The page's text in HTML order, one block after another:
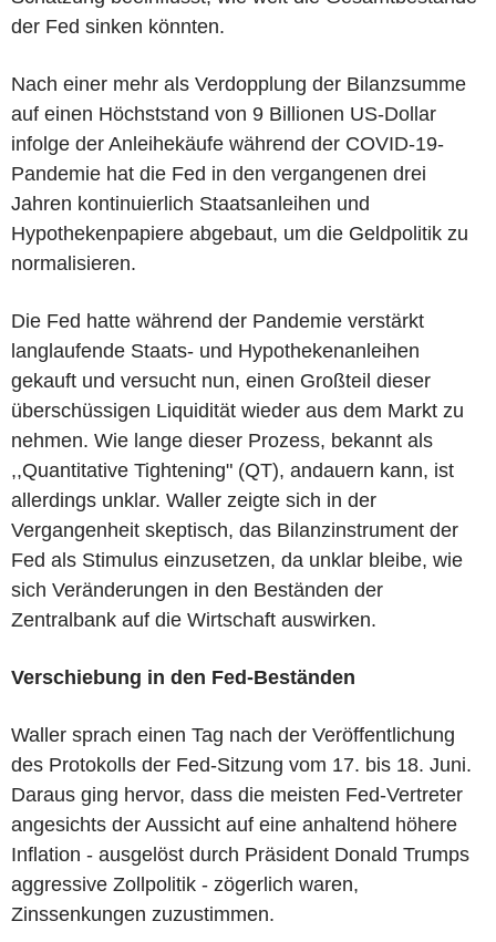
der Fed sinken könnten.
Nach einer mehr als Verdopplung der Bilanzsumme
auf einen Höchststand von 9 Billionen US-Dollar
infolge der Anleihekäufe während der COVID-19-
Pandemie hat die Fed in den vergangenen drei
Jahren kontinuierlich Staatsanleihen und
Hypothekenpapiere abgebaut, um die Geldpolitik zu
normalisieren.
Die Fed hatte während der Pandemie verstärkt
langlaufende Staats- und Hypothekenanleihen
gekauft und versucht nun, einen Großteil dieser
überschüssigen Liquidität wieder aus dem Markt zu
nehmen. Wie lange dieser Prozess, bekannt als
,,Quantitative Tightening" (QT), andauern kann, ist
allerdings unklar. Waller zeigte sich in der
Vergangenheit skeptisch, das Bilanzinstrument der
Fed als Stimulus einzusetzen, da unklar bleibe, wie
sich Veränderungen in den Beständen der
Zentralbank auf die Wirtschaft auswirken.
Verschiebung in den Fed-Beständen
Waller sprach einen Tag nach der Veröffentlichung
des Protokolls der Fed-Sitzung vom 17. bis 18. Juni.
Daraus ging hervor, dass die meisten Fed-Vertreter
angesichts der Aussicht auf eine anhaltend höhere
Inflation - ausgelöst durch Präsident Donald Trumps
aggressive Zollpolitik - zögerlich waren,
Zinssenkungen zuzustimmen.